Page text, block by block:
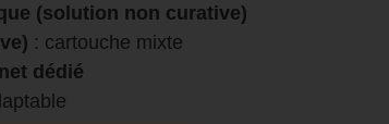
(solution non curative)
: cartouche mixte
dédié